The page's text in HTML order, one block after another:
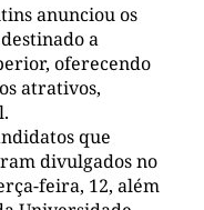
anunciou os
a
oferecendo
atrativos,
que
divulgados no
feira, 12, além